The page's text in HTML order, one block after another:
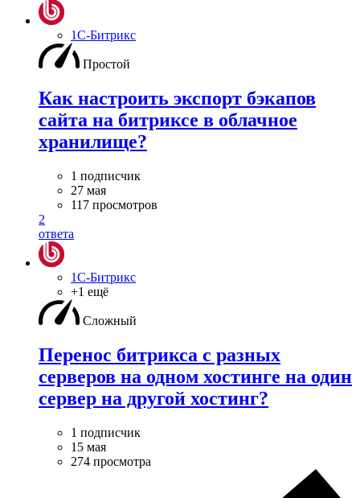
1С-Битрикс
Простой
Как настроить экспорт бэкапов
сайта на битриксе в облачное
хранилище?
1 подписчик
27 мая
117 просмотров
2
ответа
1С-Битрикс
+1 ещё
Сложный
Перенос битрикса с разных
серверов на одном хостинге на один
сервер на другой хостинг?
1 подписчик
15 мая
274 просмотра